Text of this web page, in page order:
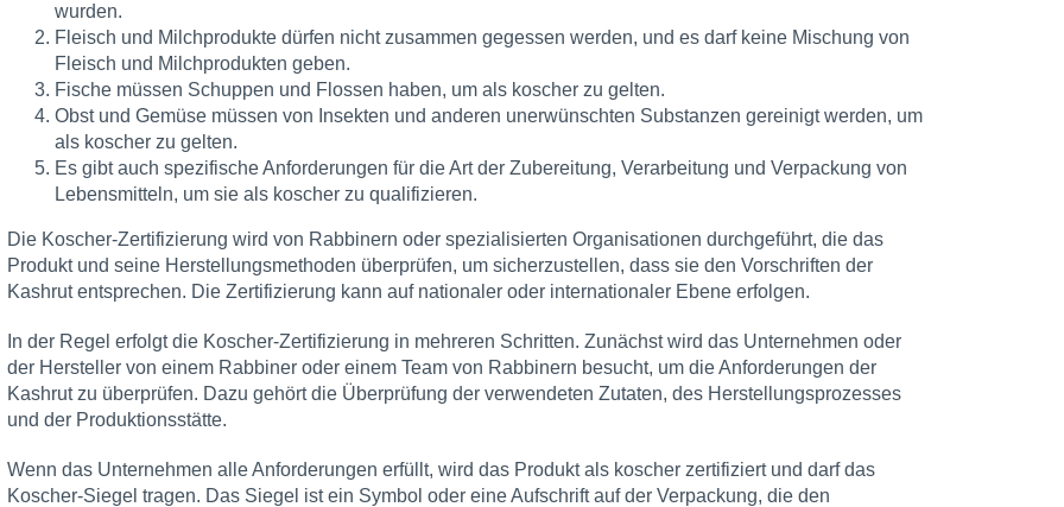
wurden.
Fleisch und Milchprodukte dürfen nicht zusammen gegessen werden, und es darf keine Mischung von
Fleisch und Milchprodukten geben.
Fische müssen Schuppen und Flossen haben, um als koscher zu gelten.
Obst und Gemüse müssen von Insekten und anderen unerwünschten Substanzen gereinigt werden, um
als koscher zu gelten.
Es gibt auch spezifische Anforderungen für die Art der Zubereitung, Verarbeitung und Verpackung von
Lebensmitteln, um sie als koscher zu qualifizieren.
Die Koscher-Zertifizierung wird von Rabbinern oder spezialisierten Organisationen durchgeführt, die das
Produkt und seine Herstellungsmethoden überprüfen, um sicherzustellen, dass sie den Vorschriften der
Kashrut entsprechen. Die Zertifizierung kann auf nationaler oder internationaler Ebene erfolgen.
In der Regel erfolgt die Koscher-Zertifizierung in mehreren Schritten. Zunächst wird das Unternehmen oder
der Hersteller von einem Rabbiner oder einem Team von Rabbinern besucht, um die Anforderungen der
Kashrut zu überprüfen. Dazu gehört die Überprüfung der verwendeten Zutaten, des Herstellungsprozesses
und der Produktionsstätte.
Wenn das Unternehmen alle Anforderungen erfüllt, wird das Produkt als koscher zertifiziert und darf das
Koscher-Siegel tragen. Das Siegel ist ein Symbol oder eine Aufschrift auf der Verpackung, die den